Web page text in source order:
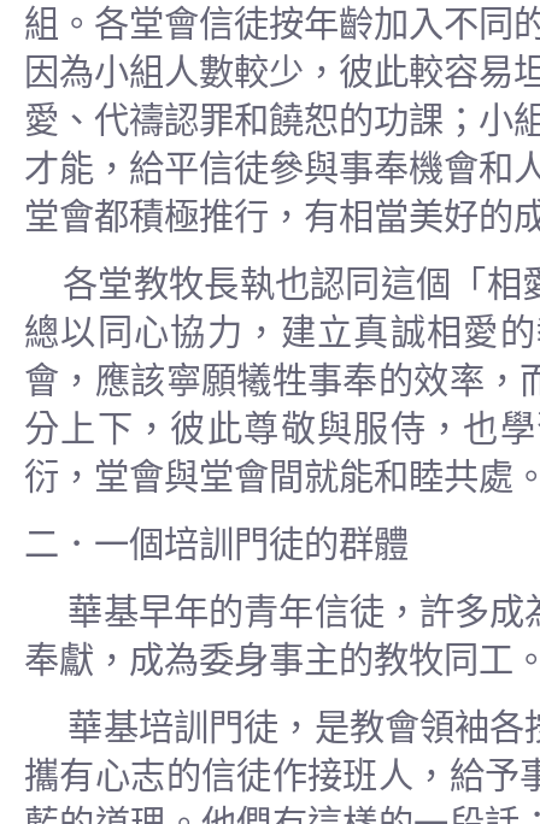
組。各堂會信徒按年齡加入不同
因為小組人數較少，彼此較容易
愛、代禱認罪和饒恕的功課；小
才能，給平信徒參與事奉機會和
堂會都積極推行，有相當美好的
各堂教牧長執也認同這個「
總以同心協力，建立真誠相愛
會，應該寧願犧牲事奉的效率，
分上下，彼此尊敬與服侍，也
衍，堂會與堂會間就能和睦共處
二．一個培訓門徒的群體
華基早年的青年信徒，許多
奉獻，成為委身事主的教牧同工
華基培訓門徒，是教會領袖
攜有心志的信徒作接班人，給予